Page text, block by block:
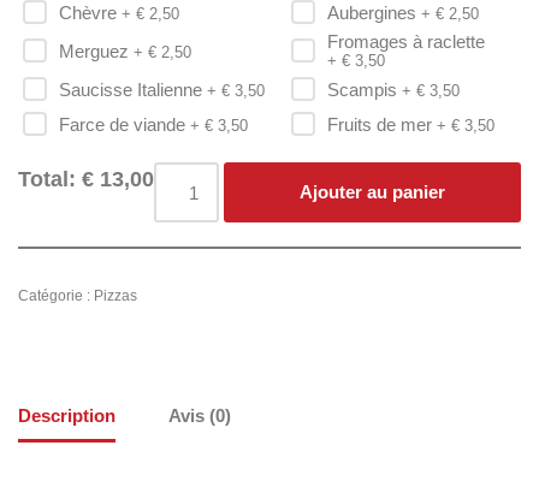
Chèvre + € 2,50 Aubergines + € 2,50
Merguez + € 2,50 Fromages à raclette
+ € 3,50
Saucisse Italienne + € 3,50 Scampis + € 3,50
Farce de viande + € 3,50 Fruits de mer + € 3,50
Total: € 13,00
Ajouter au panier
Catégorie : Pizzas
Description Avis (0)